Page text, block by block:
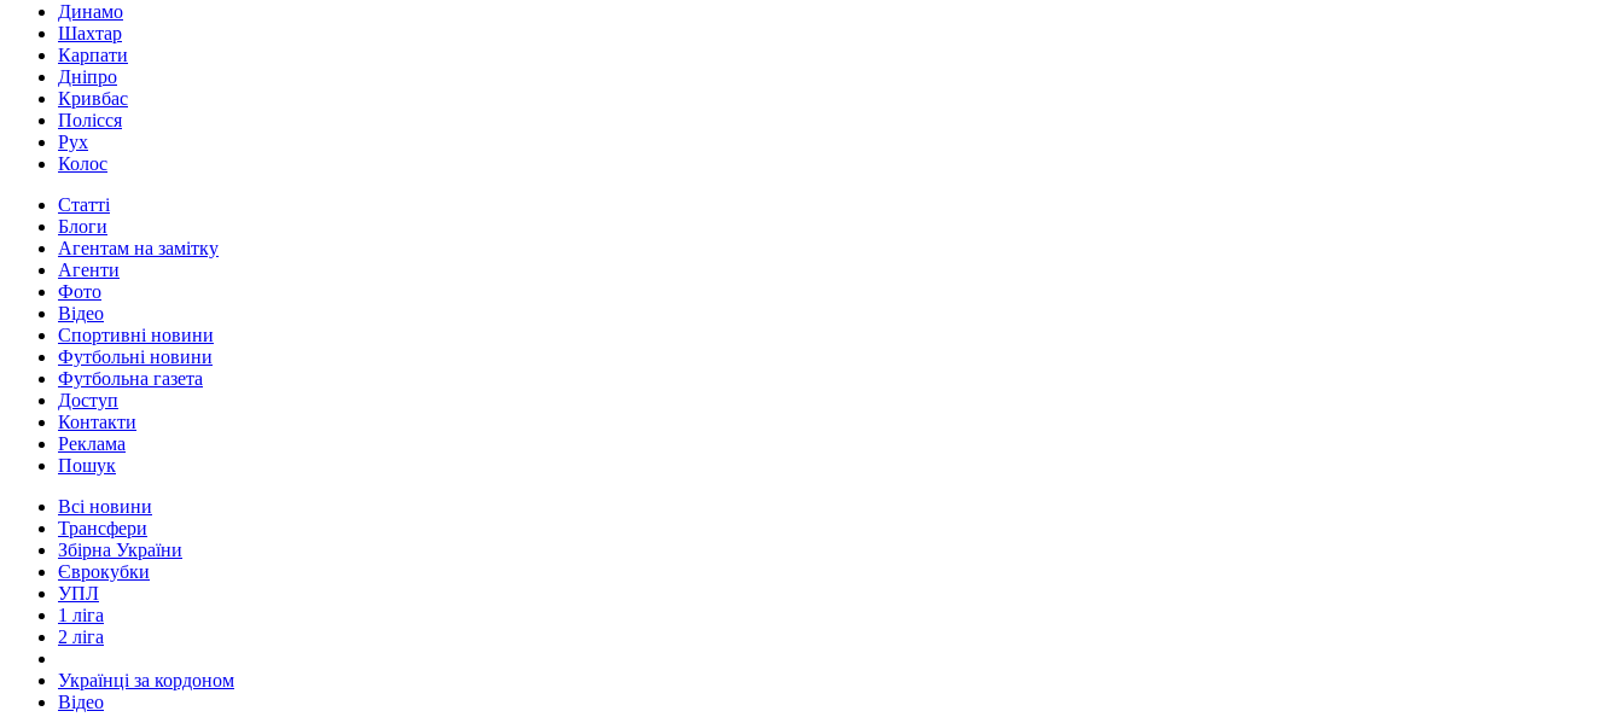
Динамо
Шахтар
Карпати
Дніпро
Кривбас
Полісся
Рух
Колос
Статті
Блоги
Агентам на замітку
Агенти
Фото
Відео
Спортивні новини
Футбольні новини
Футбольна газета
Доступ
Контакти
Реклама
Пошук
Всі новини
Трансфери
Збірна України
Єврокубки
УПЛ
1 ліга
2 ліга
Українці за кордоном
Відео